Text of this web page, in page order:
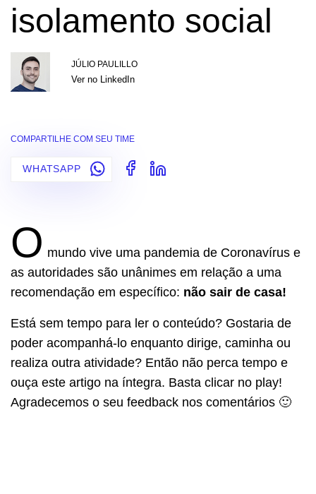
isolamento social
JÚLIO PAULILLO
Ver no LinkedIn
COMPARTILHE COM SEU TIME
WHATSAPP
O mundo vive uma pandemia de Coronavírus e
as autoridades são unânimes em relação a uma
recomendação em específico: não sair de casa!
Está sem tempo para ler o conteúdo? Gostaria de
poder acompanhá-lo enquanto dirige, caminha ou
realiza outra atividade? Então não perca tempo e
ouça este artigo na íntegra. Basta clicar no play!
Agradecemos o seu feedback nos comentários 🙂